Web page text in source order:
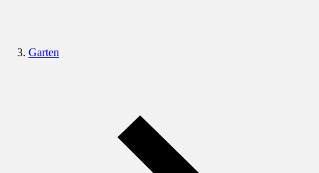
Garten